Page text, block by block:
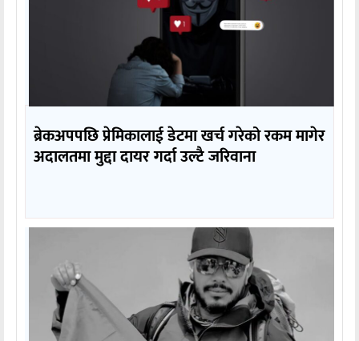
ब्रेकअपपछि प्रेमिकालाई डेटमा खर्च गरेको रकम मागेर
अदालतमा मुद्दा दायर गर्दा उल्टै जरिवाना